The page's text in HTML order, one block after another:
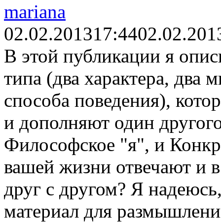
mariana
02.02.201317:44
В этой публикации я
типа (два характера, два
способа поведения),
и дополняют один
Философское "я", и
вашей жизни отвечают и
друг с другом? Я
материал для